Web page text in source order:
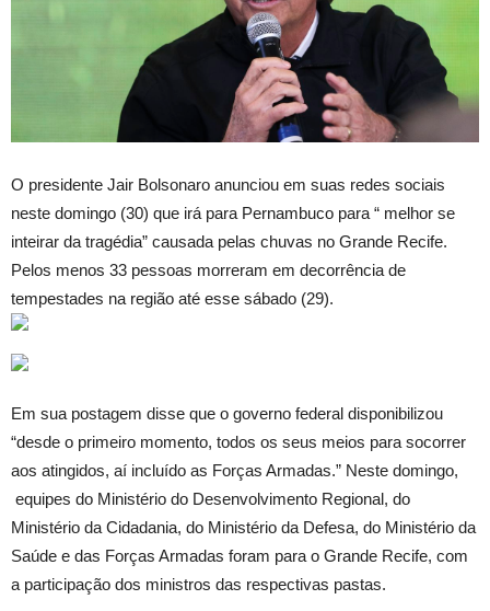
O presidente Jair Bolsonaro anunciou em suas redes sociais
neste domingo (30) que irá para Pernambuco para “ melhor se
inteirar da tragédia” causada pelas chuvas no Grande Recife.
Pelos menos 33 pessoas morreram em decorrência de
tempestades na região até esse sábado (29).
Em sua postagem disse que o governo federal disponibilizou
“desde o primeiro momento, todos os seus meios para socorrer
aos atingidos, aí incluído as Forças Armadas.” Neste domingo,
equipes do Ministério do Desenvolvimento Regional, do
Ministério da Cidadania, do Ministério da Defesa, do Ministério da
Saúde e das Forças Armadas foram para o Grande Recife, com
a participação dos ministros das respectivas pastas.